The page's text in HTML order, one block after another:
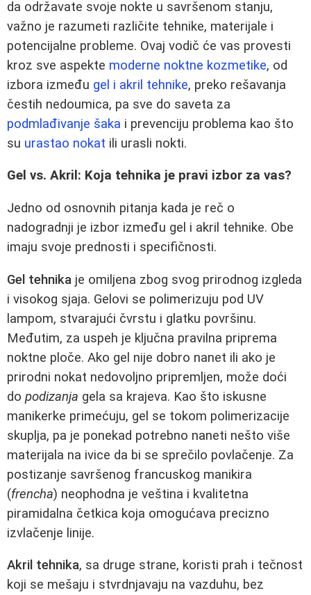
da održavate svoje nokte u savršenom stanju,
važno je razumeti različite tehnike, materijale i
potencijalne probleme. Ovaj vodič će vas provesti
kroz sve aspekte moderne noktne kozmetike, od
izbora između gel i akril tehnike, preko rešavanja
čestih nedoumica, pa sve do saveta za
podmlađivanje šaka i prevenciju problema kao što
su urastao nokat ili urasli nokti.
Gel vs. Akril: Koja tehnika je pravi izbor za vas?
Jedno od osnovnih pitanja kada je reč o
nadogradnji je izbor između gel i akril tehnike. Obe
imaju svoje prednosti i specifičnosti.
Gel tehnika je omiljena zbog svog prirodnog izgleda
i visokog sjaja. Gelovi se polimerizuju pod UV
lampom, stvarajući čvrstu i glatku površinu.
Međutim, za uspeh je ključna pravilna priprema
noktne ploče. Ako gel nije dobro nanet ili ako je
prirodni nokat nedovoljno pripremljen, može doći
do podizanja gela sa krajeva. Kao što iskusne
manikerke primećuju, gel se tokom polimerizacije
skuplja, pa je ponekad potrebno naneti nešto više
materijala na ivice da bi se sprečilo povlačenje. Za
postizanje savršenog francuskog manikira
(frencha) neophodna je veština i kvalitetna
piramidalna četkica koja omogućava precizno
izvlačenje linije.
Akril tehnika, sa druge strane, koristi prah i tečnost
koji se mešaju i stvrdnjavaju na vazduhu, bez